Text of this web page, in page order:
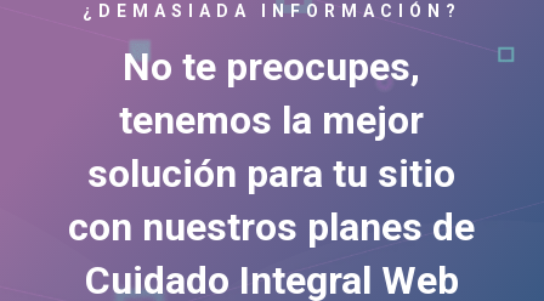
¿DEMASIADA INFORMACIÓN?
No te preocupes,
tenemos la mejor
solución para tu sitio
con nuestros planes de
Cuidado Integral Web